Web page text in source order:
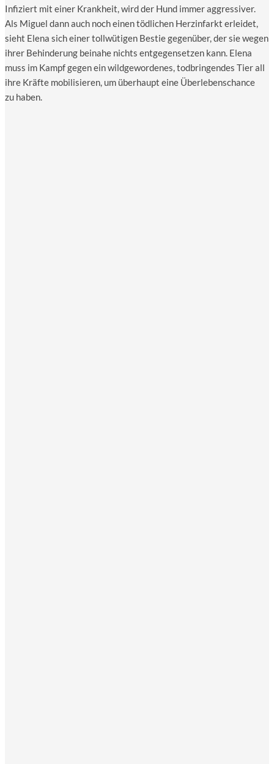
Infi­ziert mit einer Krank­heit, wird der Hund immer aggres­si­ver.
Als Miguel dann auch noch einen töd­li­chen Herz­in­farkt erlei­det,
sieht Ele­na sich einer toll­wü­ti­gen Bes­tie gegen­über, der sie wegen
ihrer Behin­de­rung bei­na­he nichts ent­ge­gen­set­zen kann. Ele­na
muss im Kampf gegen ein wild­ge­wor­de­nes, tod­brin­gen­des Tier all
ihre Kräf­te mobi­li­sie­ren, um über­haupt eine Über­le­bens­chan­ce
zu haben.